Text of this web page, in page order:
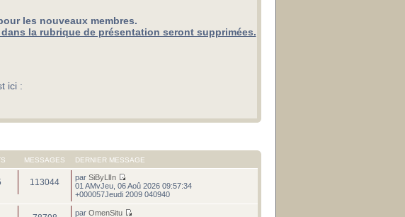
les nouveaux membres.
la rubrique de présentation seront supprimées.
ici :
MESSAGES DERNIER MESSAGE
113044 parSiByLlIn
01 AMvJeu, 06 Aoû 2026 09:57:34
+000057Jeudi 2009 040940
parOmenSitu